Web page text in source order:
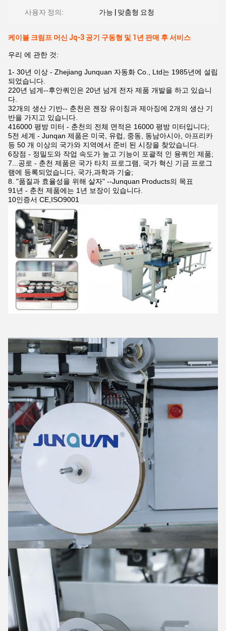
사용자 정의: 가능 | 맞춤형 요청
케이블 크림프 머신 Jq-3 공기 구동형 및 1년 판매 후 서비스
우리 에 관한 것:
1- 30년 이상 - Zhejiang Junquan 자동화 Co., Ltd는 1985년에 설립
되었습니다.
220년 넘게--후안쿼인은 20년 넘게 전자 제품 개발을 하고 있습니
다.
32개의 생산 기반-- 춘천은 젠장 유이칭과 제아징에 2개의 생산 기
반을 가지고 있습니다.
416000 평방 미터 - 춘천의 전체 면적은 16000 평방 미터입니다;
5전 세계 - Junqan 제품은 미국, 유럽, 중동, 동남아시아, 아프리카
등 50 개 이상의 국가와 지역에서 준비 된 시장을 찾았습니다.
6장점 - 정밀도와 작업 속도가 높고 기능이 포괄적 인 융쿼인 제품;
7...공로 - 춘천 제품은 국가 타치 프로그램, 국가 혁신 기금 프로그
램에 등록되었습니다, 국가,과학과 기술;
8. "품질과 효율성을 위해 살자" --Junquan Products의 목표
91년 - 춘천 제품에는 1년 보장이 있습니다.
10인증서 CE,ISO9001